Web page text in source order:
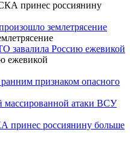
землетрясение
завалила Россию ежевикой
ранним признаком опасного
массированной атаки ВСУ
принес россиянину больше